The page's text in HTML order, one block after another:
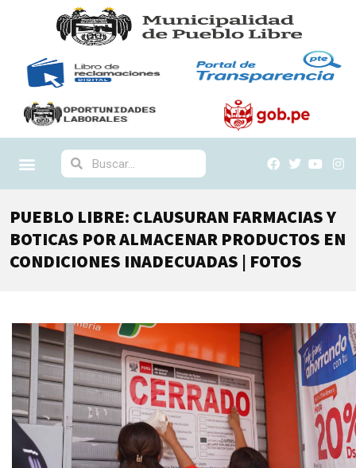
PUEBLO LIBRE: CLAUSURAN FARMACIAS Y
BOTICAS POR ALMACENAR PRODUCTOS EN
CONDICIONES INADECUADAS | FOTOS